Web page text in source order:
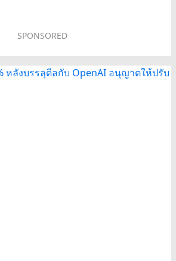
SPONSORED